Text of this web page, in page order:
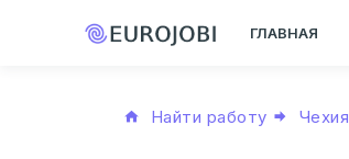
ГЛАВНАЯ
Найти работу Чехия